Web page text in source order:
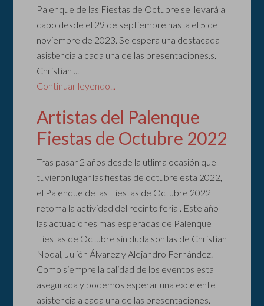
Palenque de las Fiestas de Octubre se llevará a
cabo desde el 29 de septiembre hasta el 5 de
noviembre de 2023. Se espera una destacada
asistencia a cada una de las presentaciones.s.
Christian ...
Continuar leyendo...
Artistas del Palenque
Fiestas de Octubre 2022
Tras pasar 2 años desde la utlima ocasión que
tuvieron lugar las fiestas de octubre esta 2022,
el Palenque de las Fiestas de Octubre 2022
retoma la actividad del recinto ferial. Este año
las actuaciones mas esperadas de Palenque
Fiestas de Octubre sin duda son las de Christian
Nodal, Julión Álvarez y Alejandro Fernández.
Como siempre la calidad de los eventos esta
asegurada y podemos esperar una excelente
asistencia a cada una de las presentaciones.